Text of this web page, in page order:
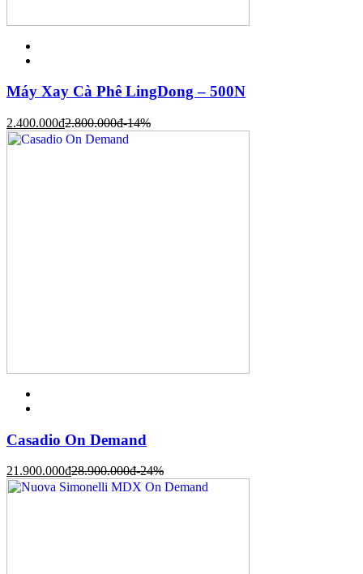
Máy Xay Cà Phê LingDong – 500N
2.400.000đ2.800.000đ-14%
Casadio On Demand
21.900.000đ28.900.000đ-24%